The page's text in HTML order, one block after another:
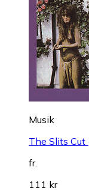
Musik
The Slits Cut
fr.
111 kr